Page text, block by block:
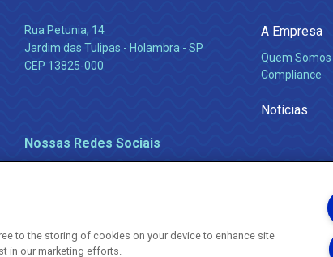
Rua Petunia, 14
Jardim das Tulipas - Holambra - SP
CEP 13825-000
Nossas Redes Sociais
A Empresa
Quem Somos
Compliance
Notícias
to the storing of cookies on your device to enhance site
in our marketing efforts.